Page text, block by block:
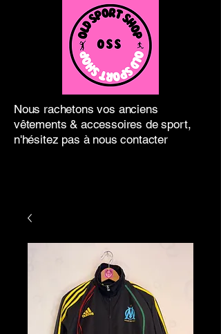
Nous rachetons vos anciens
vêtements & accessoires de sport,
n'hésitez pas à nous contacter